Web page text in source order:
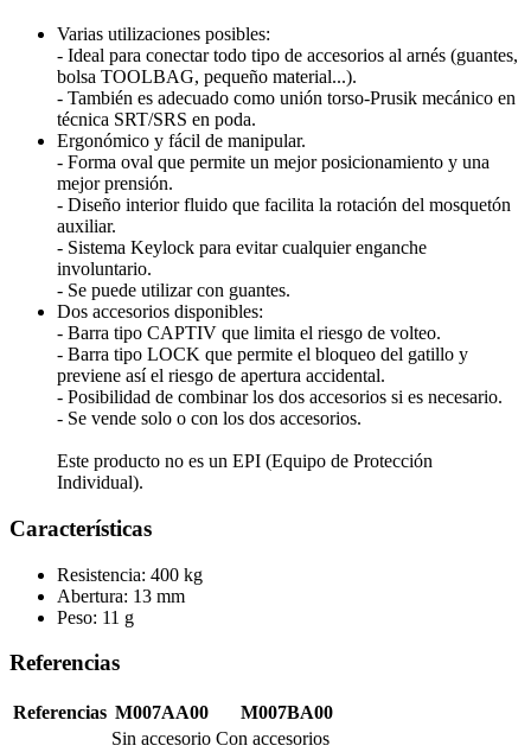
Varias utilizaciones posibles:
- Ideal para conectar todo tipo de accesorios al arnés (guantes,
bolsa TOOLBAG, pequeño material...).
- También es adecuado como unión torso-Prusik mecánico en
técnica SRT/SRS en poda.
Ergonómico y fácil de manipular.
- Forma oval que permite un mejor posicionamiento y una
mejor prensión.
- Diseño interior fluido que facilita la rotación del mosquetón
auxiliar.
- Sistema Keylock para evitar cualquier enganche
involuntario.
- Se puede utilizar con guantes.
Dos accesorios disponibles:
- Barra tipo CAPTIV que limita el riesgo de volteo.
- Barra tipo LOCK que permite el bloqueo del gatillo y
previene así el riesgo de apertura accidental.
- Posibilidad de combinar los dos accesorios si es necesario.
- Se vende solo o con los dos accesorios.
Este producto no es un EPI (Equipo de Protección
Individual).
Características
Resistencia: 400 kg
Abertura: 13 mm
Peso: 11 g
Referencias
Referencias M007AA00
M007BA00
Sin accesorio Con accesorios